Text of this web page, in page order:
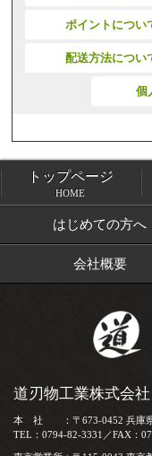
ポイントについ
配送方法につい
個
トップページ
はじめての方へ
会社概要
トップページ
HOME
道刃物工業株式会社
本 社 ：〒673-0452 兵庫県
TEL：0794-82-3331／FAX：